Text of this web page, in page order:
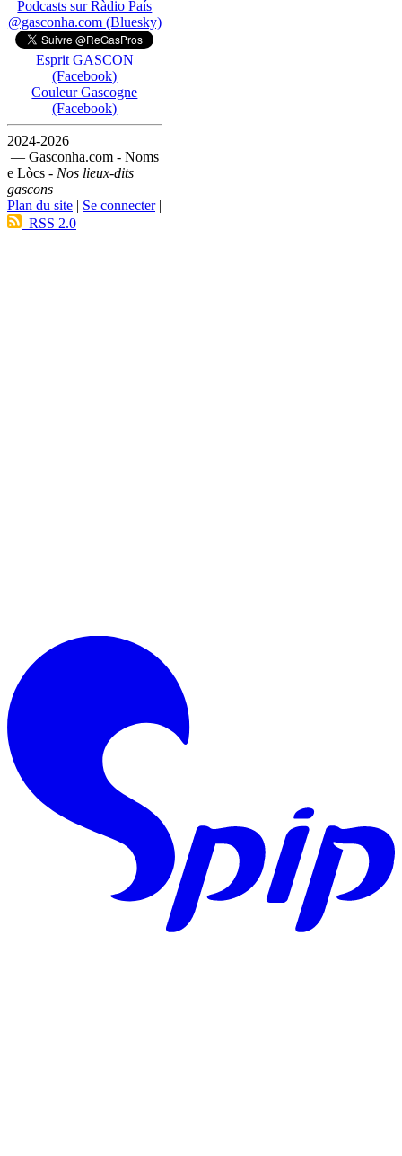
Podcasts sur Ràdio País
@gasconha.com (Bluesky)
Esprit GASCON
(Facebook)
Couleur Gascogne
(Facebook)
2024-2026
— Gasconha.com - Noms
e Lòcs - Nos lieux-dits
gascons
Plan du site | Se connecter|
RSS 2.0